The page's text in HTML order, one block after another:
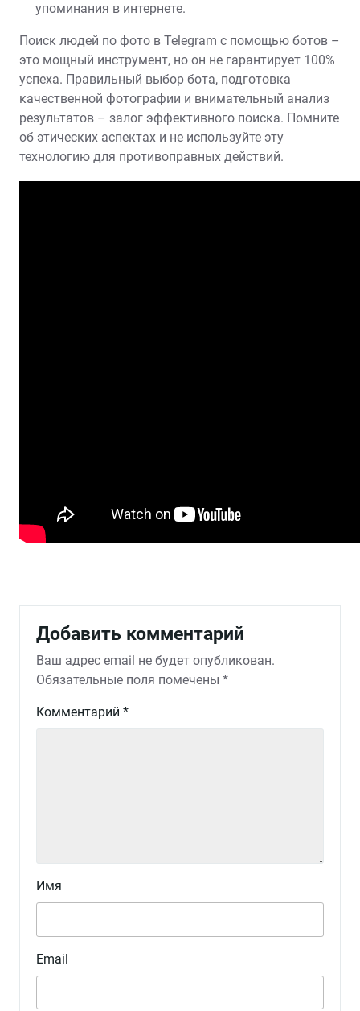
упоминания в интернете.
Поиск людей по фото в Telegram с помощью ботов –
это мощный инструмент, но он не гарантирует 100%
успеха. Правильный выбор бота, подготовка
качественной фотографии и внимательный анализ
результатов – залог эффективного поиска. Помните
об этических аспектах и не используйте эту
технологию для противоправных действий.
Добавить комментарий
Ваш адрес email не будет опубликован.
Обязательные поля помечены *
Комментарий *
Имя
Email